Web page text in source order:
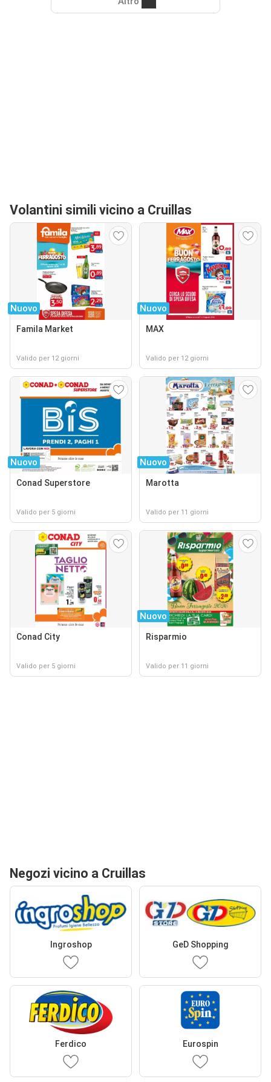
Volantini simili vicino a Cruillas
Nuovo
Famila Market
Valido per 12 giorni
Nuovo
MAX
Valido per 12 giorni
Nuovo
Conad Superstore
Valido per 5 giorni
Nuovo
Marotta
Valido per 11 giorni
Conad City
Valido per 5 giorni
Nuovo
Risparmio
Valido per 11 giorni
Negozi vicino a Cruillas
Ingroshop GeD Shopping
Ferdico Eurospin